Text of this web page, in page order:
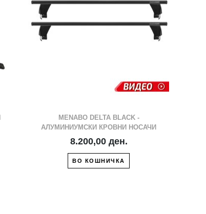
MENABO DELTA BLACK -
АЛУМИНИУМСКИ КРОВНИ НОСАЧИ
8.200,00 ден.
ВО КОШНИЧКА